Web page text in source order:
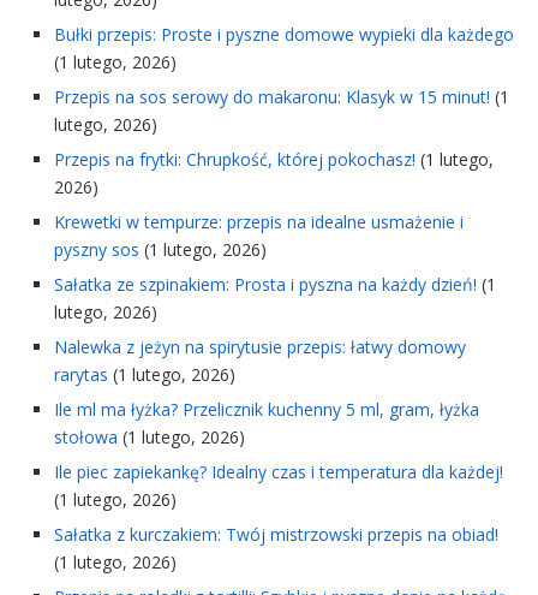
Bułki przepis: Proste i pyszne domowe wypieki dla każdego
(1 lutego, 2026)
Przepis na sos serowy do makaronu: Klasyk w 15 minut! (1
lutego, 2026)
Przepis na frytki: Chrupkość, której pokochasz! (1 lutego,
2026)
Krewetki w tempurze: przepis na idealne usmażenie i
pyszny sos (1 lutego, 2026)
Sałatka ze szpinakiem: Prosta i pyszna na każdy dzień! (1
lutego, 2026)
Nalewka z jeżyn na spirytusie przepis: łatwy domowy
rarytas (1 lutego, 2026)
Ile ml ma łyżka? Przelicznik kuchenny 5 ml, gram, łyżka
stołowa (1 lutego, 2026)
Ile piec zapiekankę? Idealny czas i temperatura dla każdej!
(1 lutego, 2026)
Sałatka z kurczakiem: Twój mistrzowski przepis na obiad!
(1 lutego, 2026)